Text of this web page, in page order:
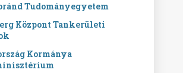
Tudományegyetem
Központ Tankerületi
Kormánya